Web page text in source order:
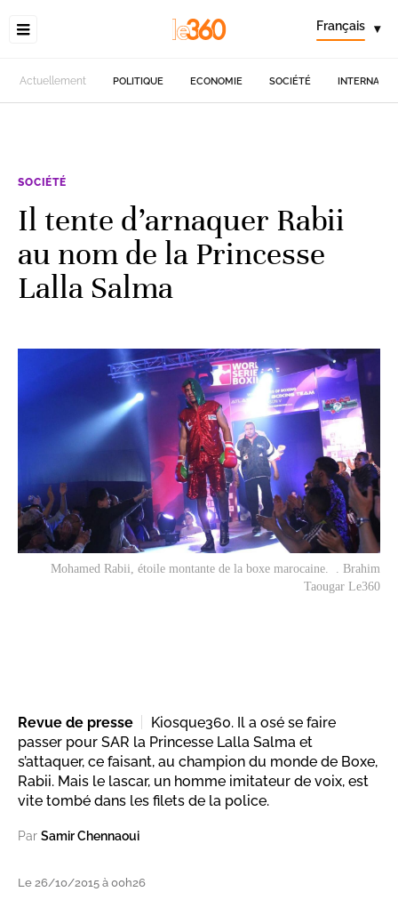
Français ▾
Actuellement POLITIQUE ECONOMIE SOCIÉTÉ
SOCIÉTÉ
Il tente d’arnaquer Rabii
au nom de la Princesse
Lalla Salma
Mohamed Rabii, étoile montante de la boxe marocaine. . Brahim
Taougar Le360
Revue de presse
Kiosque360. Il a osé se faire
passer pour SAR la Princesse Lalla Salma et
s’attaquer, ce faisant, au champion du monde de Boxe,
Rabii. Mais le lascar, un homme imitateur de voix, est
vite tombé dans les filets de la police.
Par Samir Chennaoui
Le 26/10/2015 à 00h26